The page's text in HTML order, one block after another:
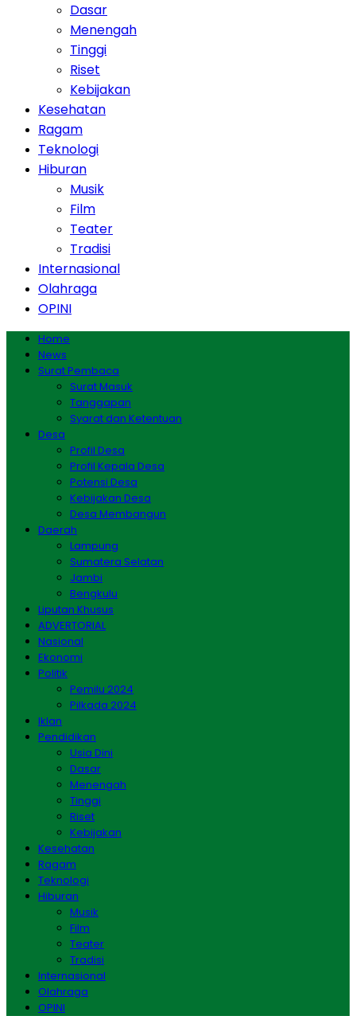
Dasar
Menengah
Tinggi
Riset
Kebijakan
Kesehatan
Ragam
Teknologi
Hiburan
Musik
Film
Teater
Tradisi
Internasional
Olahraga
OPINI
Home
News
Surat Pembaca
Surat Masuk
Tanggapan
Syarat dan Ketentuan
Desa
Profil Desa
Profil Kepala Desa
Potensi Desa
Kebijakan Desa
Desa Membangun
Daerah
Lampung
Sumatera Selatan
Jambi
Bengkulu
Liputan Khusus
ADVERTORIAL
Nasional
Ekonomi
Politik
Pemilu 2024
Pilkada 2024
Iklan
Pendidikan
Usia Dini
Dasar
Menengah
Tinggi
Riset
Kebijakan
Kesehatan
Ragam
Teknologi
Hiburan
Musik
Film
Teater
Tradisi
Internasional
Olahraga
OPINI